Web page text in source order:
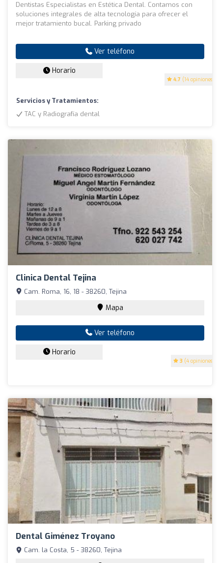
4.7 (14 opiniones)
Dentistas Especialistas en Estética Dental. Contamos con
soluciones integrales de alta tecnología para ofrecer el
mejor tratamiento bucal. Parking privado
Ver teléfono
Horario
Servicios y Tratamientos:
TAC y Radiografía dental
Clinica Dental Tejina
3 (4 opiniones)
Cam. Roma, 16, 18 - 38260, Tejina
Mapa
Ver teléfono
Horario
Dental Giménez Troyano
Cam. la Costa, 5 - 38260, Tejina